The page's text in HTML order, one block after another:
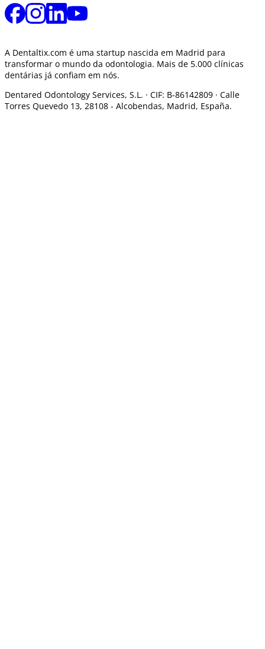
A Dentaltix.com é uma startup nascida em Madrid para
transformar o mundo da odontologia. Mais de 5.000 clínicas
dentárias já confiam em nós.
Dentared Odontology Services, S.L. · CIF: B-86142809 · Calle
Torres Quevedo 13, 28108 - Alcobendas, Madrid, España.